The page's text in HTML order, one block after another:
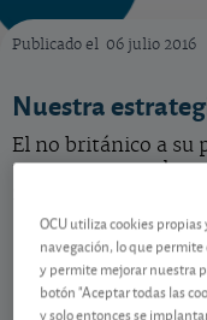
Publicado el 06 julio 2016
Nuestra
El no británico a su
terremoto para los
OCU utiliza cookies
navegación, lo que
y permite mejorar nuestra
botón "Aceptar todas las
y solo entonces se